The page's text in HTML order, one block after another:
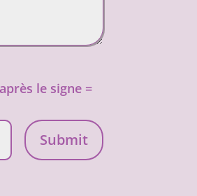
Submit